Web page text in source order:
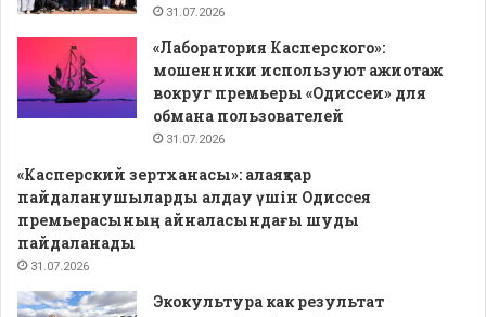
31.07.2026
«Лаборатория Касперского»:
мошенники используют ажиотаж
вокруг премьеры «Одиссеи» для
обмана пользователей
31.07.2026
«Касперский зертханасы»: алаяқтар
пайдаланушыларды алдау үшін Одиссея
премьерасының айналасындағы шуды
пайдаланады
31.07.2026
Экокультура как результат